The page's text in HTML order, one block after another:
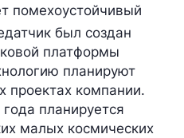
помехоустойчивый
был создан
платформы
планируют
проектах компании.
планируется
малых космических